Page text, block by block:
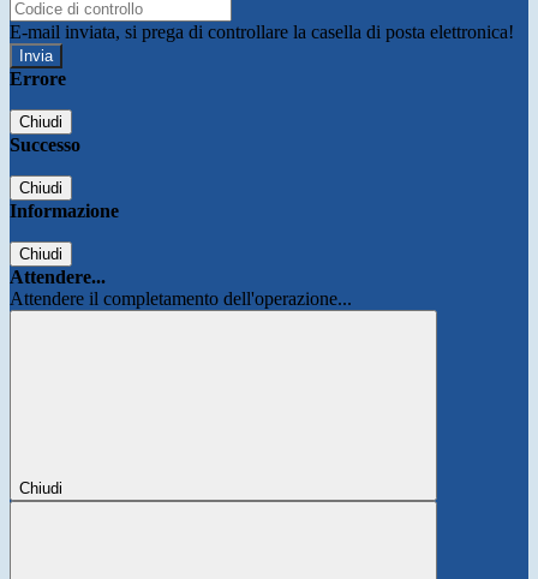
E-mail inviata, si prega di controllare la casella di posta elettronica!
Errore
Chiudi
Successo
Chiudi
Informazione
Chiudi
Attendere...
Attendere il completamento dell'operazione...
Chiudi